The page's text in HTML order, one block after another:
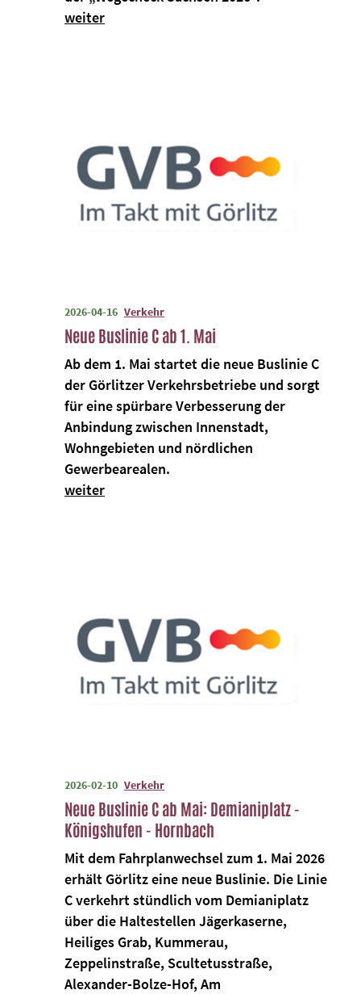
weiter
2026-04-16 Verkehr
Neue Buslinie C ab 1. Mai
Ab dem 1. Mai startet die neue Buslinie C
der Görlitzer Verkehrsbetriebe und sorgt
für eine spürbare Verbesserung der
Anbindung zwischen Innenstadt,
Wohngebieten und nördlichen
Gewerbearealen.
weiter
2026-02-10 Verkehr
Neue Buslinie C ab Mai: Demianiplatz -
Königshufen - Hornbach
Mit dem Fahrplanwechsel zum 1. Mai 2026
erhält Görlitz eine neue Buslinie. Die Linie
C verkehrt stündlich vom Demianiplatz
über die Haltestellen Jägerkaserne,
Heiliges Grab, Kummerau,
Zeppelinstraße, Scultetusstraße,
Alexander-Bolze-Hof, Am